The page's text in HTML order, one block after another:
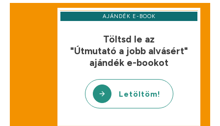
AJÁNDÉK E-BOOK
Töltsd le az
"Útmutató a jobb alvásért"
ajándék e-bookot
Letöltöm!